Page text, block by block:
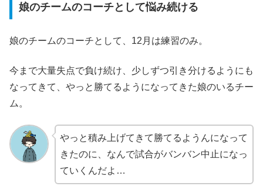
娘のチームのコーチとして悩み続ける
娘のチームのコーチとして、12月は練習のみ。
今まで大量失点で負け続け、少しずつ引き分けるようにも
なってきて、やっと勝てるようになってきた娘のいるチー
ム。
やっと積み上げてきて勝てるようんになって
きたのに、なんで試合がバンバン中止になっ
ていくんだよ…